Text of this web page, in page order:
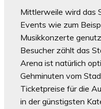
Mittlerweile wird das
Events wie zum
Musikkonzerte
Besucher zählt das
Arena ist natürlich
Gehminuten vom
Ticketpreise für die
in der günstigsten